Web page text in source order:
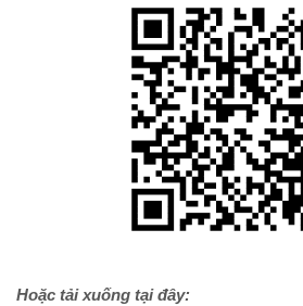
Hoặc tải xuống tại đây: